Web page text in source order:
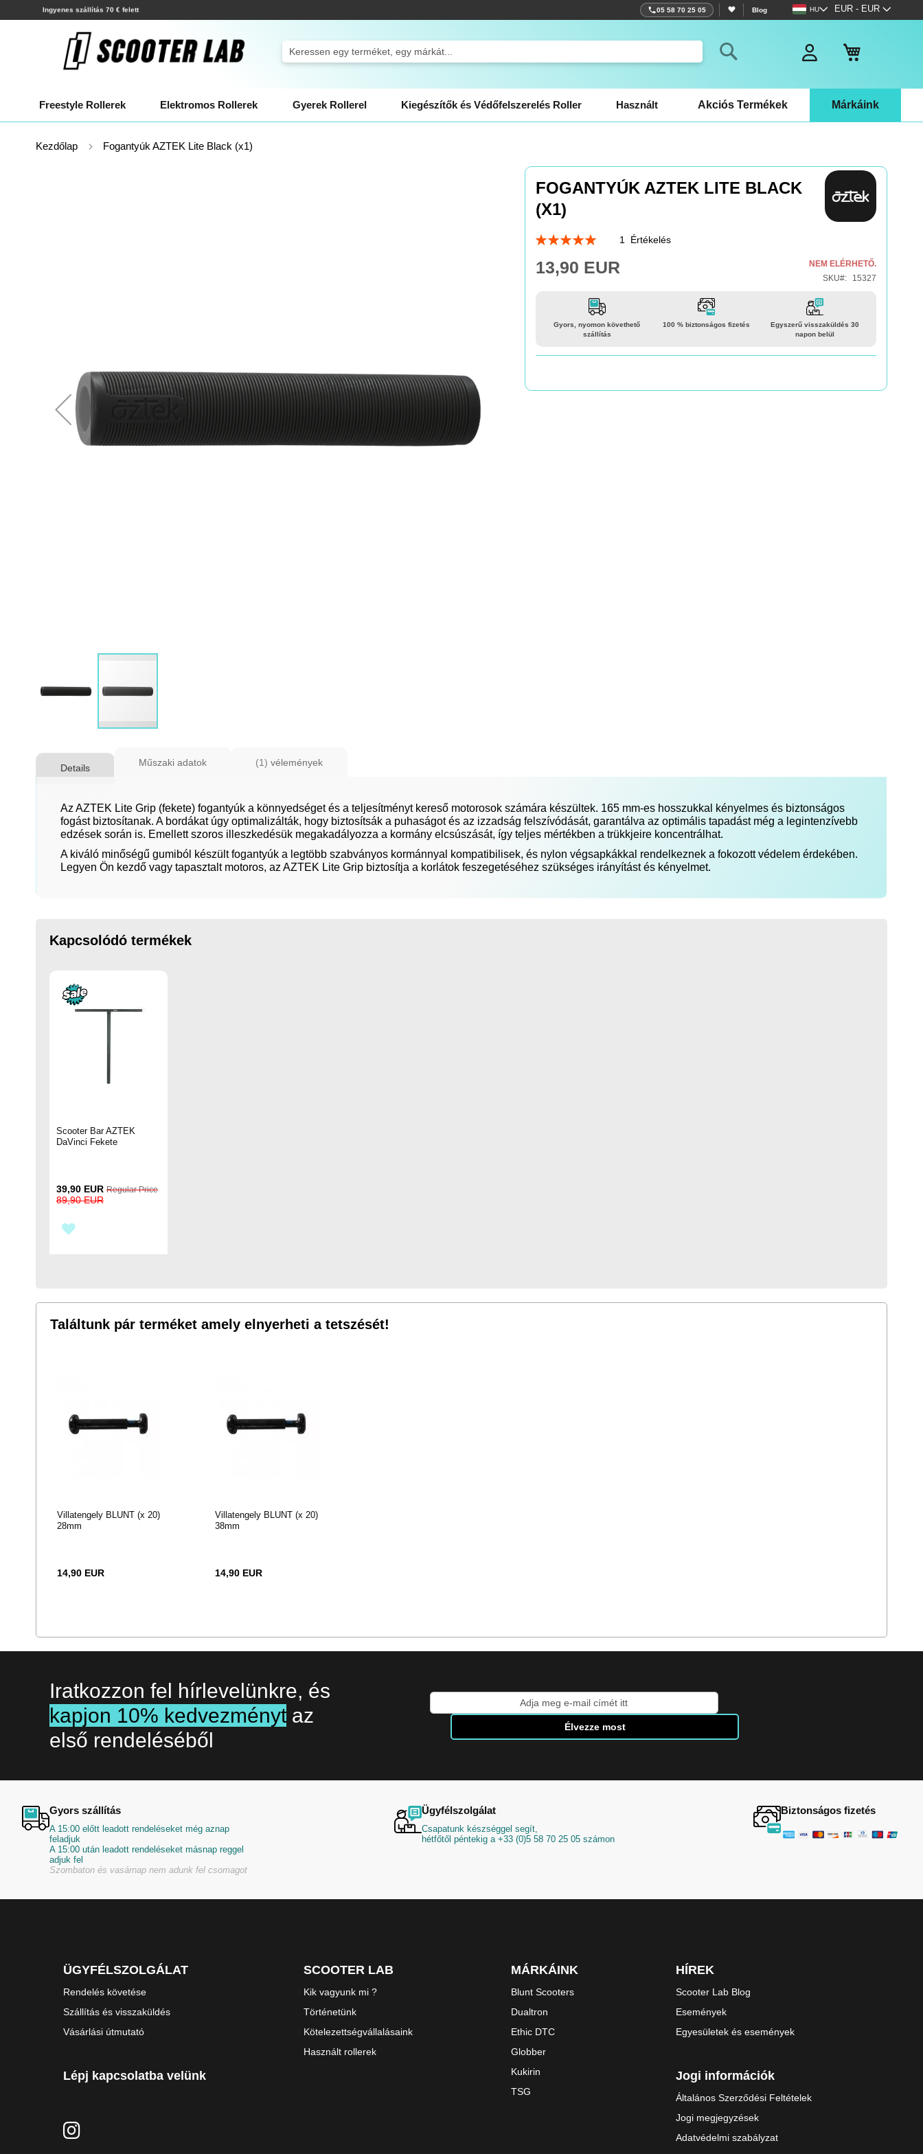
Ugrás
a
tartalomhoz
Pénznem
EUR - EUR
NyelvHU
Kiszállítás néhány órán belül! 05 58 70 25 05 Blog
Search
Freestyle Rollerek Elektromos Rollerek Gyerek Rollerel Kiegészítők és Védőfelszerelés Roller Használt Akciós Termékek Márkáink
Kezdőlap Fogantyúk AZTEK Lite Black (x1)
a
képgaléria
FOGANTYÚK AZTEK LITE BLACK
(X1)
Rating:
1 Értékelés
13,90 EUR
NEM ELÉRHETŐ.
SKU
15327
Gyors, nyomon követhető
szállítás
100 % biztonságos fizetés
Egyszerű visszaküldés 30
napon belül
Details
Az AZTEK Lite Grip (fekete) fogantyúk a könnyedséget és a teljesítményt kereső motorosok számára készültek. 165 mm-es hosszukkal kényelmes és biztonságos
fogást biztosítanak. A bordákat úgy optimalizálták, hogy biztosítsák a puhaságot és az izzadság felszívódását, garantálva az optimális tapadást még a legintenzívebb
edzések során is. Emellett szoros illeszkedésük megakadályozza a kormány elcsúszását, így teljes mértékben a trükkjeire koncentrálhat.
A kiváló minőségű gumiból készült fogantyúk a legtöbb szabványos kormánnyal kompatibilisek, és nylon végsapkákkal rendelkeznek a fokozott védelem érdekében.
Legyen Ön kezdő vagy tapasztalt motoros, az AZTEK Lite Grip biztosítja a korlátok feszegetéséhez szükséges irányítást és kényelmet.
Műszaki adatok 1 vélemények
Kapcsolódó termékek
Scooter Bar AZTEK
DaVinci Fekete
Special
Price
39,90 EUR Regular Price
89,90 EUR
Találtunk pár terméket amely elnyerheti a tetszését!
Villatengely BLUNT (x 20)
28mm
14,90 EUR
Villatengely BLUNT (x 20)
38mm
14,90 EUR
Iratkozzon fel hírlevelünkre, és
kapjon 10% kedvezményt az
első rendeléséből
fel
Élvezze most
Gyors szállítás
A 15:00 előtt leadott rendeléseket még aznap
feladjuk
A 15:00 után leadott rendeléseket másnap reggel
adjuk fel
Szombaton és vasárnap nem adunk fel csomagot
Ügyfélszolgálat
Csapatunk készséggel segít,
hétfőtől péntekig a +33 (0)5 58 70 25 05 számon
Biztonságos fizetés
ÜGYFÉLSZOLGÁLAT
Rendelés követése
Szállítás és visszaküldés
Vásárlási útmutató
Lépj kapcsolatba velünk
SCOOTER LAB
Kik vagyunk mi ?
Történetünk
Kötelezettségvállalásaink
Használt rollerek
MÁRKÁINK
Blunt Scooters
Dualtron
Ethic DTC
Globber
Kukirin
TSG
HÍREK
Scooter Lab Blog
Események
Egyesületek és események
Jogi információk
Általános Szerződési Feltételek
Jogi megjegyzések
Adatvédelmi szabályzat